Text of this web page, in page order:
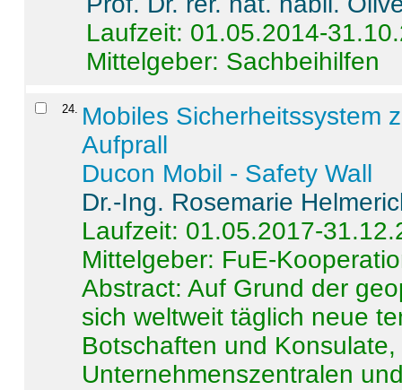
Laufzeit: 01.05.2014-
Mittelgeber: Sachbeihilfen
24. Mobiles Sicherheitssystem
Aufprall
Ducon Mobil - Safety Wall
Dr.-Ing. Rosemarie
Laufzeit: 01.05.2017-
Mittelgeber: FuE-
Abstract:Auf Grund der
sich weltweit täglich neue
Botschaften und
Unternehmenszentralen